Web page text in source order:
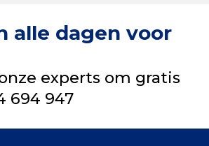
alle dagen voor
experts om gratis
694 947